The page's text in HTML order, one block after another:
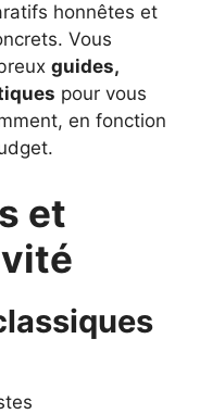
honnêtes et
Vous
guides,
pour vous
en fonction
et